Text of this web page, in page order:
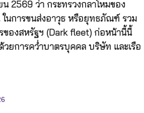
น 2569 ว่า กระทรวงกลาโหมของ
ในการขนส่งอาวุธ หรือยุทธภัณฑ์ รวม
ของสหรัฐฯ (Dark fleet) ก่อหน้านี้นี้
วยการคว่ำบาตรบุคคล บริษัท และเรือ